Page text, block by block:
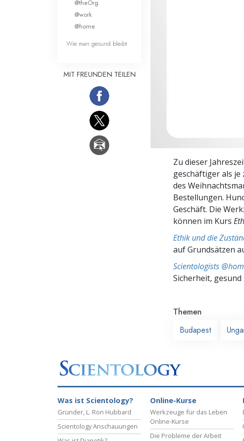
Liebe und Hass – Was
Zu dieser
geschäftiger als je
des
Bestellungen.
Geschäft. Die
können im Kurs
Ethik und die
auf Grundsätzen
Scientologists
Sicherheit,
Themen
Budapest
@theOrg
@work
@home
Wie man gesund bleibt
MIT FREUNDEN TEILEN
Was ist Scientology?
Gründer, L. Ron Hubbard
Scientology Anschauungen
Online-Kurse
Werkzeuge für das Leben
Online-Kurse
Die Probleme der Arbeit